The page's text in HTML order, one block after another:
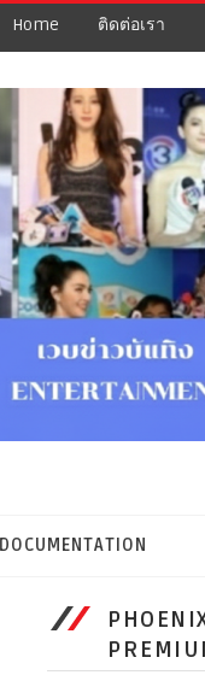
Home ติดต่อเรา
DOCUMENTATION